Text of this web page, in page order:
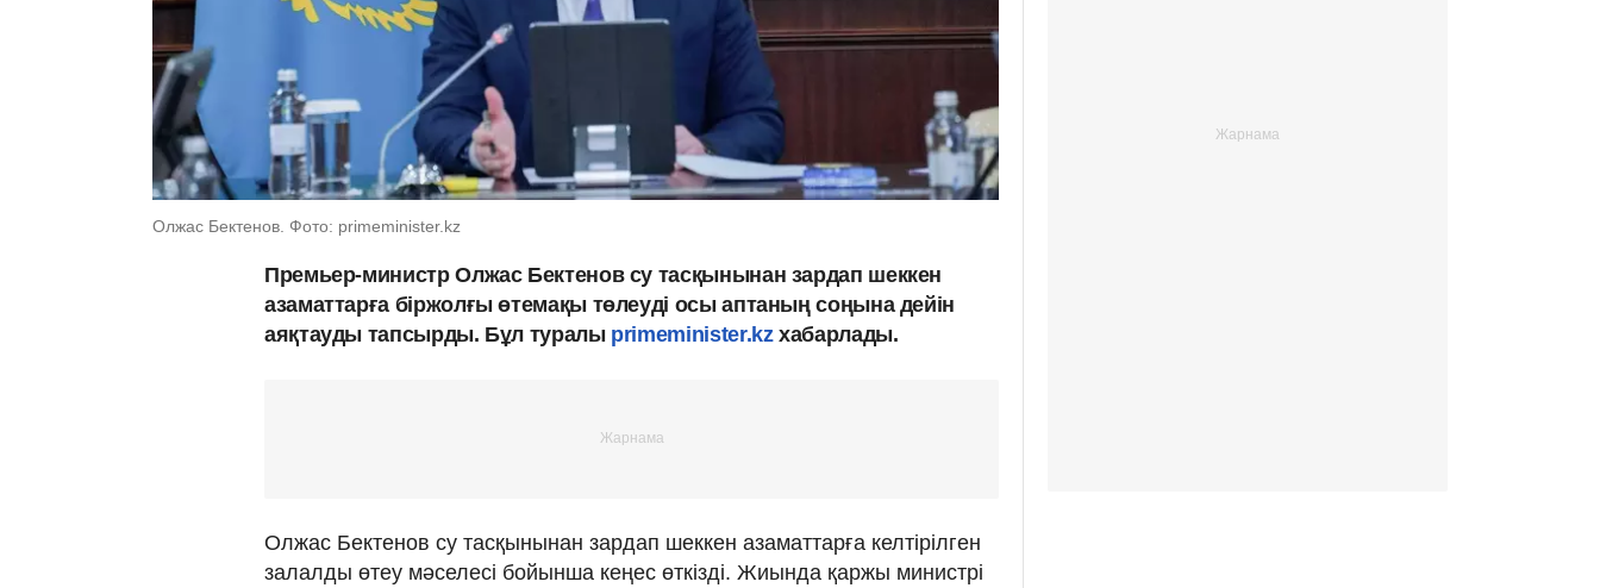
Олжас Бектенов. Фото: primeminister.kz
Премьер-министр Олжас Бектенов су тасқынынан зардап шеккен
азаматтарға біржолғы өтемақы төлеуді осы аптаның соңына дейін
аяқтауды тапсырды. Бұл туралы primeminister.kzхабарлады.
Олжас Бектенов су тасқынынан зардап шеккен азаматтарға келтірілген
залалды өтеу мәселесі бойынша кеңес өткізді. Жиында қаржы министрі